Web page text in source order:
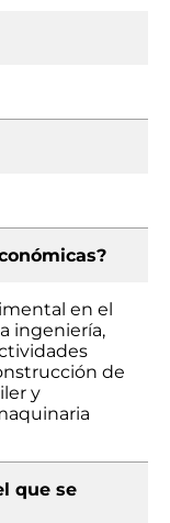
en el
ingeniería,
de
y
que se